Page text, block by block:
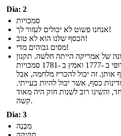
Dia: 2
סמכויות
אנחנו פשוט לא יכולים לעזור לך!
הכסף שלנו הוא לא טוב!
מסים גבוהים מדי!
של אמריקה הייתה חלשה. תקנון
הקונפדרציה נוצר על ידי הקונגרס האירופי ב -1777 ואמץ ב -1781 סמכויות
אותן. זה יכול להכריז מלחמה, אבל
כסף, אשר יכול להיות בעייתי.
והשיגו רוב לשנות חוק היה מאוד
קשה.
Dia: 3
מִבְנֶה